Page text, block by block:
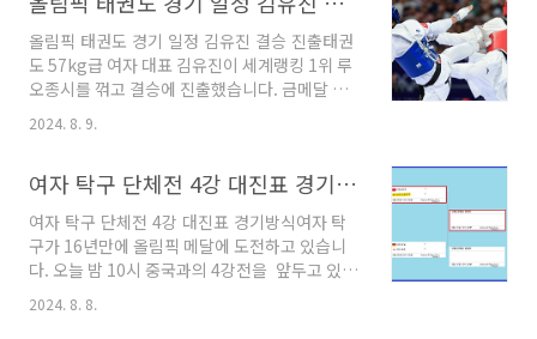
다. 심지어 게임별로 점수차가 상당히 크게 났..
의 자존심을 지키며 파란을 일으킨 선수입니
다. 대진표상 세계랭킹 5위->4위->1위->2위 선
수들과 만나면서 상위랭커들을 전부 격파했습니
다. https://youtu.be/sKQ7UP3J0DA?
si=vfyn1aOBA8l3tR5xyoutube mbc 스포츠
더니 4위가 기다리고 있고.4위를 넘었더니 1위가
기다리고 있고, 1위를 넘었더니 2위가 결승에..
올림픽 태권도 경기 일정 김유진 결승 진출태권
도 57kg급 여자 대표 김유진이 세계랭킹 1위 루
오종시를 꺾고 결승에 진출했습니다. 금메달 가
능성이 매우 높아졌는데요 박태준에 이어서 태권
도에서 두번째 금메달이 나올지 기대가 됩니다.
다. 올림픽 태권도 경기 일정1. 김유진 결승 진
출 대진표 김유진이 세계랭킹 5위 일귄을 16강에
서 꺾고, 세계랭킹 4위 스카일라 박을 8강전에서
꺾었습니다. 세계랭킹 1위인 중국의 루오종시마
저 준결승에서 꺾고 결승에 진출하는 쾌거를 이
뤘습니다. 은메달을 확보한 상태에서 새벽 4시
2024. 8. 9.
여자 탁구 단체전 4강 대진표 경기방식
여자 탁구 단체전 4강 대진표 경기방식여자 탁
구가 16년만에 올림픽 메달에 도전하고 있습니
다. 오늘 밤 10시 중국과의 4강전을 앞두고 있는
데요. 오늘 경기의 승자가 금메달 결정전, 패자는
동메달 결정전을 치룹니다. 여자 탁구 단체전 4강
2024. 8. 8.